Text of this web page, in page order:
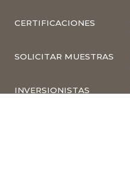
CERTIFICACIONES
SOLICITAR MUESTRAS
INVERSIONISTAS